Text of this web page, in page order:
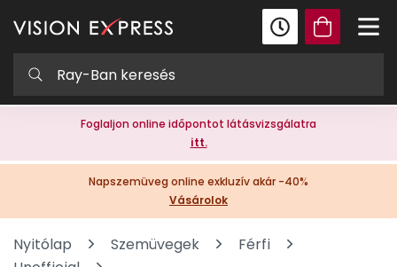
Foglaljon online időpontot látásvizsgálatra
itt.
Napszemüveg online exkluzív akár -40%
Vásárolok
Nyitólap Szemüvegek
Férfi